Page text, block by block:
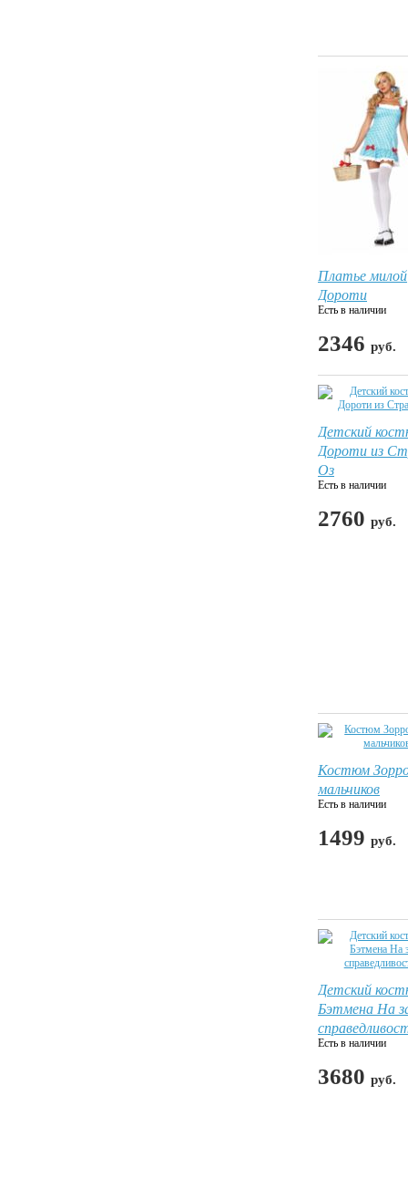
Платье милой
Дороти
Есть в наличии
2346 руб.
Детский
Дороти из
Оз
Есть в наличии
2760 руб.
Костюм
мальчиков
Есть в наличии
1499 руб.
Детский
Бэтмена На
Есть в наличии
3680 руб.